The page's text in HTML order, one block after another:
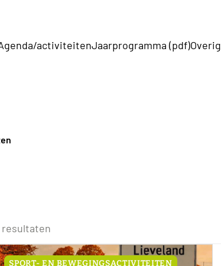
Agenda/activiteiten Jaarprogramma (pdf)Overige
resultaten
SPORT- EN BEWEGINGSACTIVITEITEN